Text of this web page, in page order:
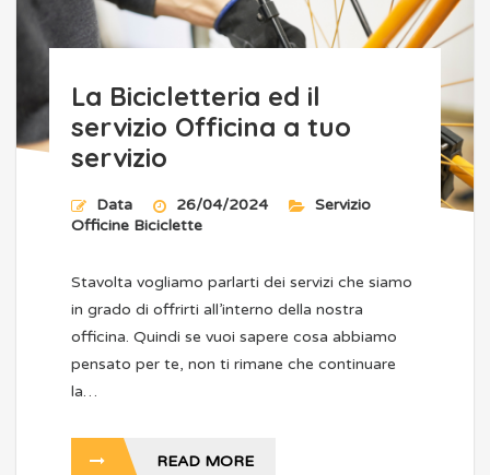
La Bicicletteria ed il
servizio Officina a tuo
servizio
Data 26/04/2024
Servizio
Officine Biciclette
Stavolta vogliamo parlarti dei servizi che siamo
in grado di offrirti all’interno della nostra
officina. Quindi se vuoi sapere cosa abbiamo
pensato per te, non ti rimane che continuare
la…
READ MORE